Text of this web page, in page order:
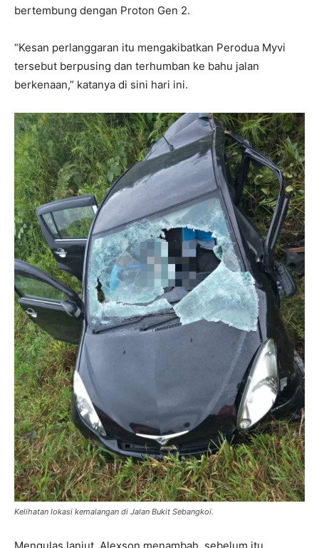
bertembung dengan Proton Gen 2.
“Kesan perlanggaran itu mengakibatkan Perodua Myvi
tersebut berpusing dan terhumban ke bahu jalan
berkenaan,” katanya di sini hari ini.
Kelihatan lokasi kemalangan di Jalan Bukit Sebangkoi.